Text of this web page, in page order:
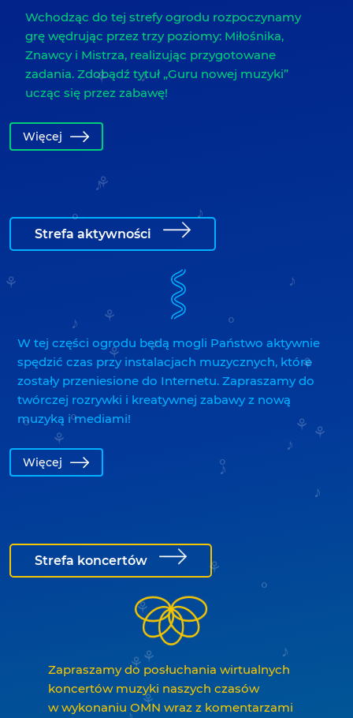
Wchodząc do tej strefy ogrodu rozpoczynamy
grę wędrując przez trzy poziomy: Miłośnika,
Znawcy i Mistrza, realizując przygotowane
zadania. Zdobądź tytuł „Guru nowej muzyki”
ucząc się przez zabawę!
Więcej
Strefa aktywności
W tej części ogrodu będą mogli Państwo aktywnie
spędzić czas przy instalacjach muzycznych, które
zostały przeniesione do Internetu. Zapraszamy do
twórczej rozrywki i kreatywnej zabawy z nową
muzyką i mediami!
Więcej
Strefa koncertów
Zapraszamy do posłuchania wirtualnych
koncertów muzyki naszych czasów
w wykonaniu OMN wraz z komentarzami